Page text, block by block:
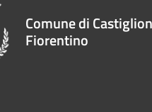
Comune di Castiglion
Fiorentino